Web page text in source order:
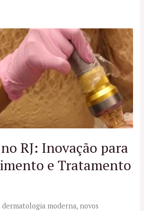
RJ: Inovação para
e Tratamento
dermatologia moderna, novos